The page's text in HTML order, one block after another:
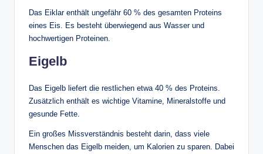
Das Eiklar enthält ungefähr 60 % des gesamten Proteins
eines Eis. Es besteht überwiegend aus Wasser und
hochwertigen Proteinen.
Eigelb
Das Eigelb liefert die restlichen etwa 40 % des Proteins.
Zusätzlich enthält es wichtige Vitamine, Mineralstoffe und
gesunde Fette.
Ein großes Missverständnis besteht darin, dass viele
Menschen das Eigelb meiden, um Kalorien zu sparen. Dabei